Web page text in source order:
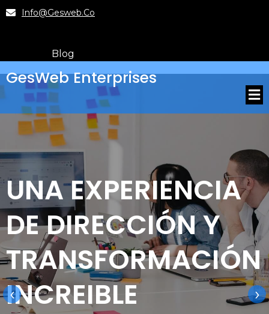
Info@gesweb.co
Blog
GesWeb Enterprises
UNA EXPERIENCIA
DE DIRECCIÓN Y
TRANSFORMACIÓN
INCREIBLE
‹ ›